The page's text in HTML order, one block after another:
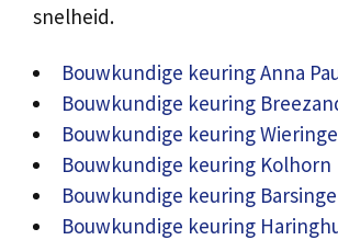
snelheid.
Bouwkundige keuring Anna
Bouwkundige keuring
Bouwkundige keuring
Bouwkundige keuring Kolhorn
Bouwkundige keuring
Bouwkundige keuring